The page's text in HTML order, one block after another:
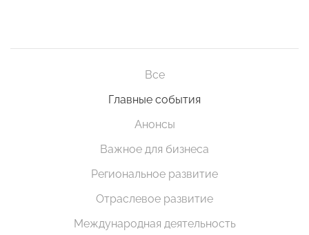
Все
Главные события
Анонсы
Важное для бизнеса
Региональное развитие
Отраслевое развитие
Международная деятельность